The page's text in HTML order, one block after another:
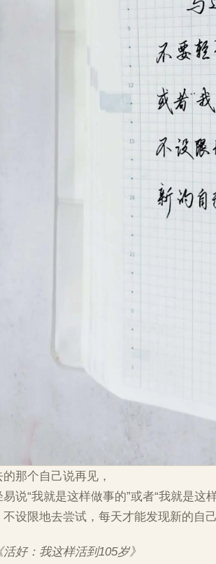
那个自己说再见，
说“我就是这样做事的”或者“我就是这
设限地去尝试，每天才能发现新的自己
好：我这样活到105岁》